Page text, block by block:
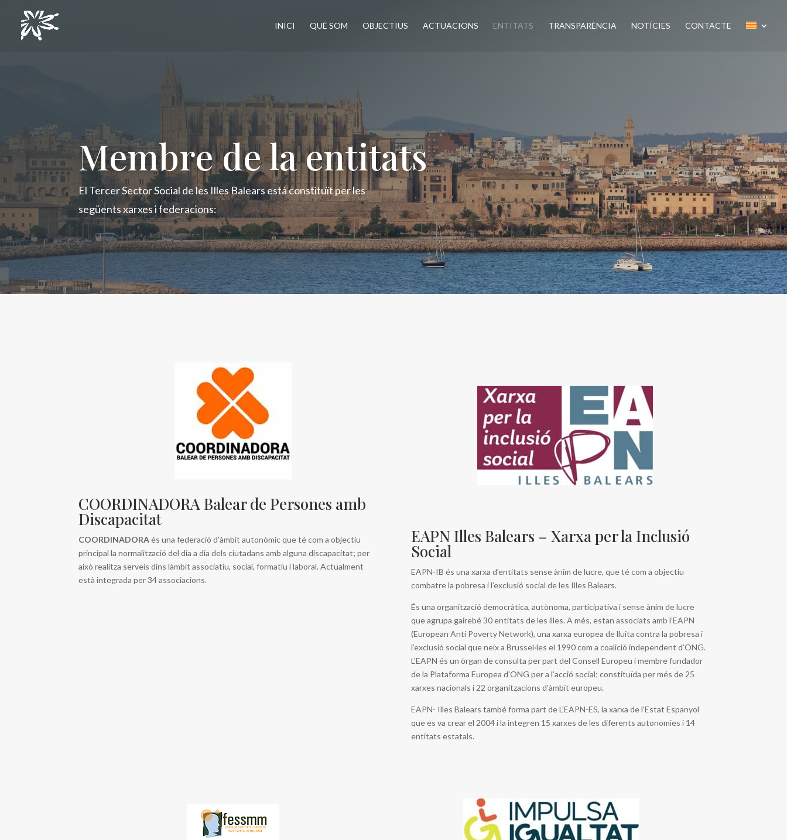
INICI QUÈ SOM OBJECTIUS ACTUACIONS ENTITATS TRANSPARÈNCIA NOTÍCIES CONTACTE
Membre de la entitats
El Tercer Sector Social de les Illes Balears està constituït per les
següents xarxes i federacions:
COORDINADORA Balear de Persones amb
Discapacitat
COORDINADORAés una federació d’àmbit autonòmic que té com a objectiu
principal la normalització del dia a dia dels ciutadans amb alguna discapacitat; per
això realitza serveis dins làmbit associatiu, social, formatiu i laboral. Actualment
està integrada per 34 associacions.
EAPN Illes Balears – Xarxa per la Inclusió
Social
EAPN-IB és una xarxa d’entitats sense ànim de lucre, que té com a objectiu
combatre la pobresa i l’exclusió social de les Illes Balears.
És una organització democràtica, autònoma, participativa i sense ànim de lucre
que agrupa gairebé 30 entitats de les illes. A més, estan associats amb l’EAPN
(European Anti Poverty Network), una xarxa europea de lluita contra la pobresa i
l’exclusió social que neix a Brussel·les el 1990 com a coalició independent d’ONG.
L’EAPN és un òrgan de consulta per part del Consell Europeu i membre fundador
de la Plataforma Europea d’ONG per a l’acció social; constituïda per més de 25
xarxes nacionals i 22 organitzacions d’àmbit europeu.
EAPN- Illes Balears també forma part de L’EAPN-ES, la xarxa de l’Estat Espanyol
que es va crear el 2004 i la integren 15 xarxes de les diferents autonomies i 14
entitats estatals.